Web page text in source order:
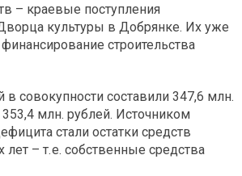
– краевые поступления
культуры в Добрянке. Их уже
строительства
совокупности составили 347,6 млн.
млн. рублей. Источником
стали остатки средств
– т. е. собственные средства